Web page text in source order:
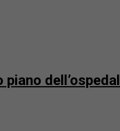
piano